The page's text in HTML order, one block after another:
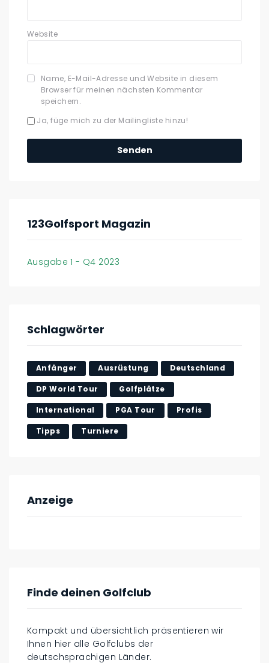
Website
Name, E-Mail-Adresse und Website in diesem
Browser für meinen nächsten Kommentar
speichern.
Ja, füge mich zu der Mailingliste hinzu!
123Golfsport Magazin
Ausgabe 1 - Q4 2023
Schlagwörter
Anfänger Ausrüstung Deutschland
DP World Tour Golfplätze
International PGA Tour Profis
Tipps Turniere
Anzeige
Finde deinen Golfclub
Kompakt und übersichtlich präsentieren wir
Ihnen hier alle Golfclubs der
deutschsprachigen Länder.